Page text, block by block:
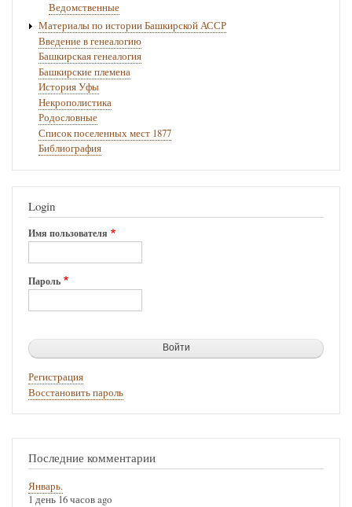
Ведомственные
Материалы по истории Башкирской АССР
Введение в генеалогию
Башкирская генеалогия
Башкирские племена
История Уфы
Некрополистика
Родословные
Список поселенных мест 1877
Библиография
Login
Имя пользователя
Пароль
Регистрация
Восстановить пароль
Последние комментарии
Январь.
1 день 16 часов ago